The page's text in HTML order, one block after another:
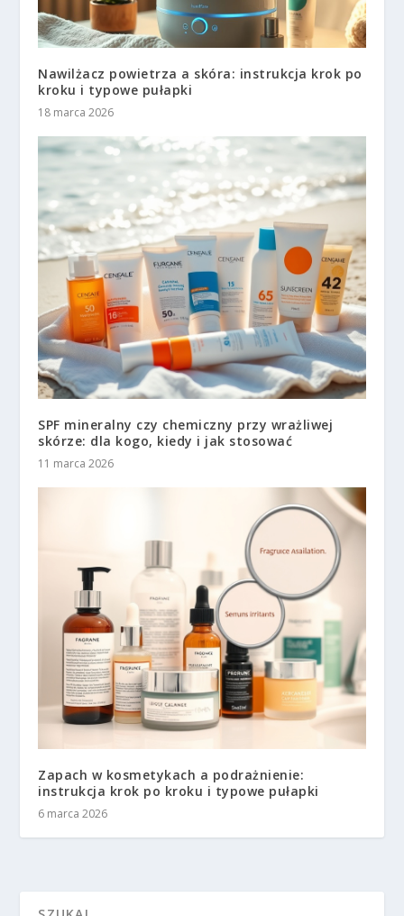
Nawilżacz powietrza a skóra: instrukcja krok po
kroku i typowe pułapki
18 marca 2026
SPF mineralny czy chemiczny przy wrażliwej
skórze: dla kogo, kiedy i jak stosować
11 marca 2026
Zapach w kosmetykach a podrażnienie:
instrukcja krok po kroku i typowe pułapki
6 marca 2026